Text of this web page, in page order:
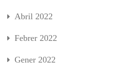
Abril 2022
Febrer 2022
Gener 2022